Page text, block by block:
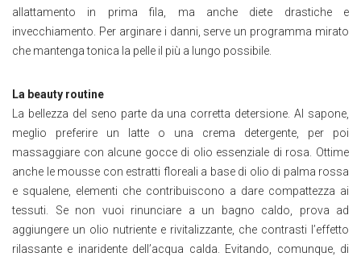
i
o
n
o
allattamento in prima fila, ma anche diete drastiche e
invecchiamento. Per arginare i danni, serve un programma mirato
che mantenga tonica la pelle il più a lungo possibile.
La beauty routine
La bellezza del seno parte da una corretta detersione. Al sapone,
meglio preferire un latte o una crema detergente, per poi
massaggiare con alcune gocce di olio essenziale di rosa. Ottime
anche le mousse con estratti floreali a base di olio di palma rossa
e squalene, elementi che contribuiscono a dare compattezza ai
tessuti. Se non vuoi rinunciare a un bagno caldo, prova ad
aggiungere un olio nutriente e rivitalizzante, che contrasti l’effetto
rilassante e inaridente dell’acqua calda. Evitando, comunque, di